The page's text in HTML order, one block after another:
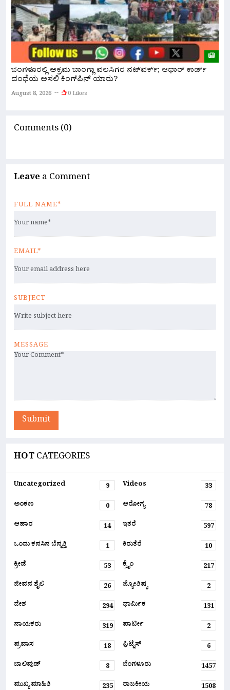
ಬೆಂಗಳೂರಲ್ಲಿ ಅಕ್ರಮ ಬಾಂಗ್ಲಾ ವಲಸಿಗರ ನೆಟ್‌ವರ್ಕ್; ಆಧಾರ್ ಕಾರ್ಡ್
ದಂಧೆಯ ಅಸಲಿ ಕಿಂಗ್‌ಪಿನ್ ಯಾರು?
August 8, 2026 0 Likes
Comments (0)
Leave a Comment
FULL NAME*
EMAIL*
SUBJECT
MESSAGE
Submit
HOTCATEGORIES
Uncategorized 9 Videos
33
ಅಂಕಣ
0 ಆರೋಗ್ಯ
78
ಆಹಾರ
14 ಇತರೆ
597
ಒಂದು ಕನಸಿನ ಬೆನ್ನತ್ತಿ
1 ಕಿರುತೆರೆ
10
ಕ್ರೀಡೆ
53 ಕ್ರೈಂ
217
ಜೀವನ ಶೈಲಿ
26 ಜ್ಯೋತಿಷ್ಯ
2
ದೇಶ
294 ಧಾರ್ಮಿಕ
131
ನಾಯಕರು
319 ಪಾರ್ಟೀ
2
ಪ್ರವಾಸ
18 ಫ಼ಿಟ್ನೆಸ್
6
ಬಾಲಿವುಡ್
8 ಬೆಂಗಳೂರು
1457
ಮುಖ್ಯ ಮಾಹಿತಿ
235 ರಾಜಕೀಯ 1508